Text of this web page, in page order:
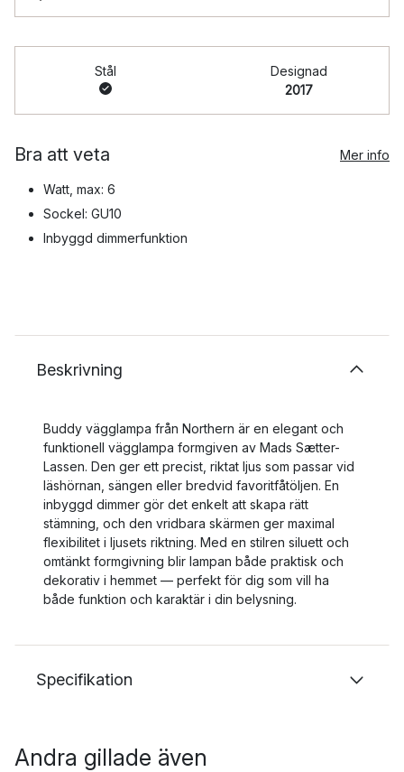
Stål
Designad
2017
Bra att veta Mer info
Watt, max: 6
Sockel: GU10
Inbyggd dimmerfunktion
Beskrivning
Buddy vägglampa från Northern är en elegant och
funktionell vägglampa formgiven av Mads Sætter-
Lassen. Den ger ett precist, riktat ljus som passar vid
läshörnan, sängen eller bredvid favoritfåtöljen. En
inbyggd dimmer gör det enkelt att skapa rätt
stämning, och den vridbara skärmen ger maximal
flexibilitet i ljusets riktning. Med en stilren siluett och
omtänkt formgivning blir lampan både praktisk och
dekorativ i hemmet — perfekt för dig som vill ha
både funktion och karaktär i din belysning.
Specifikation
Andra gillade även